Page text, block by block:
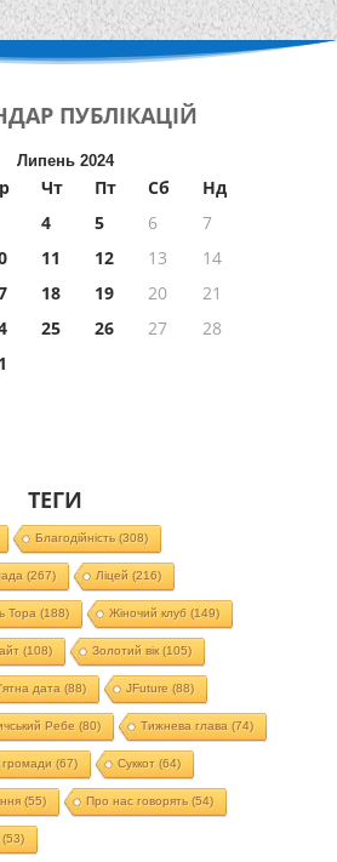
ПУБЛІКАЦІЙ
Липень 2024
Чт Пт Сб
Нд
4 5 6
7
11 12 13
14
18 19 20
21
25 26 27
28
ТЕГИ
Благодійність (308)
(267) Ліцей (216)
Тора (188) Жіночий клуб (149)
(108) Золотий вік(105)
дата (88) JFuture (88)
Ребе (80) Тижнева глава (74)
громади (67) Суккот (64)
(55) Про нас говорять (54)
(53)